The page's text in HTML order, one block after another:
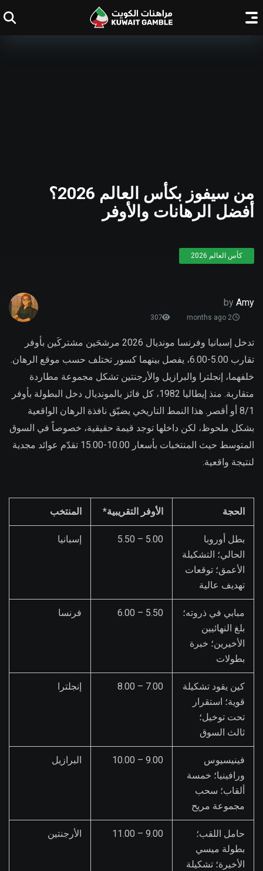
من سيفوز بكأس العالم 2026؟
أفضل الرهانات والأوفر
كأس العالم 2026
by Amy
2 months ago
307
تدخل إسبانيا وفرنسا مونديال 2026 مرشحَين مشتركَين بأوفر
تقارب 5.00-6.00، يفصل بينهما كسور تختلف حسب موقع الرهان.
خلفهما، إنجلترا والبرازيل والأرجنتين تشكل مجموعة مطاردة
متقاربة. منذ إيطاليا 1982، كل فائز بالمونديال دخل البطولة بأوفر
8/1 أو أقصر. هذا النمط التاريخي يضيّق نافذة الرهان الواقعية
بشكل ملحوظ، لكن داخلها توجد قيمة حقيقية، خصوصاً في السوق
المتوسط حيث المنتخبات بأسعار 10.00-15.00 تقدّم عوائد مجدية
لنتيجة واقعية.
الحجة الأوفر التقريبية* المنتخب
بطل أوروبا
الحالي؛ التشكيلة
الأعمق؛ توقعات
تهديف عالية
5.00 – 5.50 إسبانيا
مبابي في ذروته؛
بلغ النهائيين
الأخيرين؛ خبرة
بطولات
5.50 – 6.00 فرنسا
كين يقود تشكيلة
قوية؛ استقرار
تحت توخيل؛
ثالث السوق
7.00 – 8.00 إنجلترا
فينيسيوس
ورافينيا؛ خمسة
ألقاب؛ سحب
مجموعة مريح
9.00 – 10.00 البرازيل
حامل اللقب؛
بطولة ميسي
الأخيرة؛ تشكيلة
9.00 – 11.00 الأرجنتين